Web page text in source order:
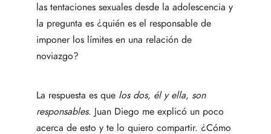
las tentaciones sexuales desde la adolescencia y
la pregunta es ¿quién es el responsable de
imponer los límites en una relación de
noviazgo?
La respuesta es que los dos, él y ella, son
responsables. Juan Diego me explicó un poco
acerca de esto y te lo quiero compartir. ¿Cómo